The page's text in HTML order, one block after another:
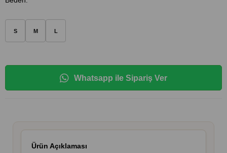
S M L
Whatsapp ile Sipariş Ver
Ürün Açıklaması